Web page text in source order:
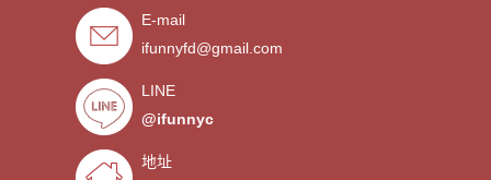
．禮贈品客製化服務，歡迎免費
索取樣品。
．氣囊支架客製服務 - 2019/08/30
．廣告扇製作工廠 -競選造勢熱
門宣傳贈品
．宮廟神明結緣品訂做
．水晶滴膠氣囊支架製作
E-mail
ifunnyfd@gmail.com
LINE
@ifunnyc
地址